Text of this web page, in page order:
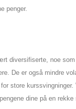
penger.
diversifiserte, noe
De er også mindre
store kurssvingninger.
dine på en rekke